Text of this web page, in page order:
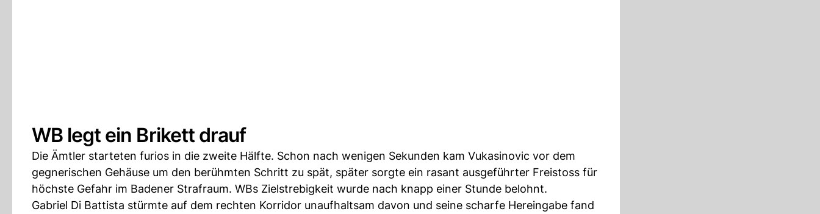
WB legt ein Brikett drauf
Die Ämtler starteten furios in die zweite Hälfte. Schon nach wenigen Sekunden kam Vukasinovic vor dem
gegnerischen Gehäuse um den berühmten Schritt zu spät, später sorgte ein rasant ausgeführter Freistoss für
höchste Gefahr im Badener Strafraum. WBs Zielstrebigkeit wurde nach knapp einer Stunde belohnt.
Gabriel Di Battista stürmte auf dem rechten Korridor unaufhaltsam davon und seine scharfe Hereingabe fand